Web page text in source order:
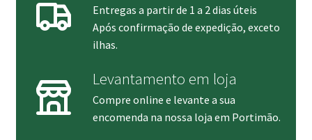
Entregas a partir de 1 a 2 dias úteis
Após confirmação de expedição, exceto
ilhas.
Levantamento em loja
Compre online e levante a sua
encomenda na nossa loja em Portimão.